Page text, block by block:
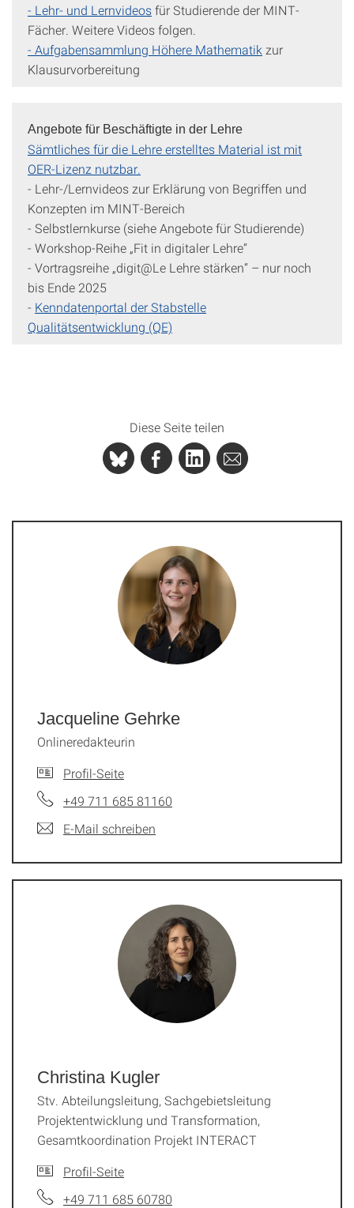
- Lehr- und Lernvideosfür Studierende der MINT-
Fächer. Weitere Videos folgen.
- Aufgabensammlung Höhere Mathematik zur
Klausurvorbereitung
Angebote für Beschäftigte in der Lehre
Sämtliches für die Lehre erstelltes Material ist mit
OER-Lizenz nutzbar.
- Lehr-/Lernvideos zur Erklärung von Begriffen und
Konzepten im MINT-Bereich
- Selbstlernkurse (siehe Angebote für Studierende)
- Workshop-Reihe „Fit in digitaler Lehre“
- Vortragsreihe „digit@Le Lehre stärken“ – nur noch
bis Ende 2025
- Kenndatenportal der Stabstelle
Qualitätsentwicklung (QE)
Diese Seite teilen
Jacqueline Gehrke
Onlineredakteurin
Profil-Seite
+49 711 685 81160
E-Mail schreiben
Christina Kugler
Stv. Abteilungsleitung, Sachgebietsleitung
Projektentwicklung und Transformation,
Gesamtkoordination Projekt INTERACT
Profil-Seite
+49 711 685 60780